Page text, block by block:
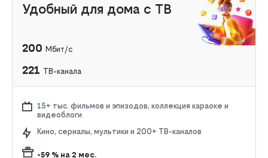
Удобный для дома с ТВ
200 Мбит/с
221 ТВ-канала
15+ тыс. фильмов и эпизодов, коллекция караоке и
видеоблоги
Кино, сериалы, мультики и 200+ ТВ-каналов
-59 % на 2 мес.